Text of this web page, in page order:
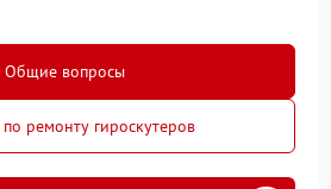
Общие вопросы
ремонту гироскутеров